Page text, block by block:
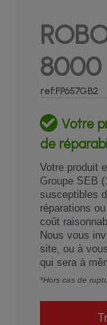
8000
ref:FP657GB2
Votre
de
Votre produit
Groupe SEB
susceptibles
réparations
coût
Nous vous
site, ou à
qui sera à
*Hors cas de